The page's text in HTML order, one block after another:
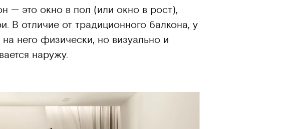
— это окно в пол (или окно в рост),
В отличие от традиционного балкона, у
него физически, но визуально и
наружу.